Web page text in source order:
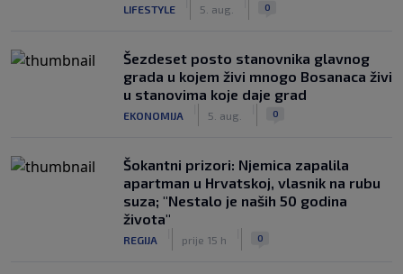
LIFESTYLE 5. aug. 0
Šezdeset posto stanovnika glavnog
grada u kojem živi mnogo Bosanaca živi
u stanovima koje daje grad
EKONOMIJA 5. aug. 0
Šokantni prizori: Njemica zapalila
apartman u Hrvatskoj, vlasnik na rubu
suza; "Nestalo je naših 50 godina
života"
REGIJA prije 15 h 0